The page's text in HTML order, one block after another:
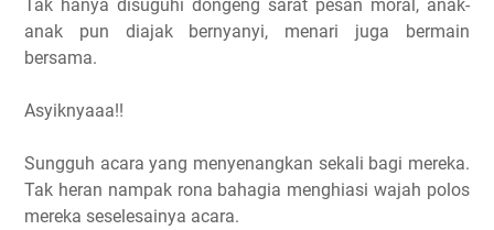
Tak hanya disuguhi dongeng sarat pesan moral, anak-
anak pun diajak bernyanyi, menari juga bermain
bersama.
Asyiknyaaa!!
Sungguh acara yang menyenangkan sekali bagi mereka.
Tak heran nampak rona bahagia menghiasi wajah polos
mereka seselesainya acara.